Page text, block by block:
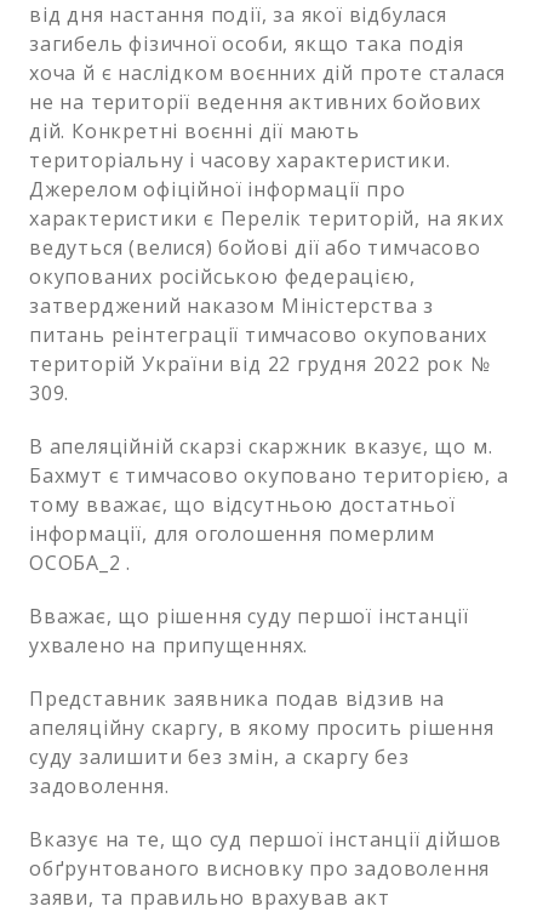
від дня настання події, за якої відбулася
загибель фізичної особи, якщо така подія
хоча й є наслідком воєнних дій проте сталася
не на території ведення активних бойових
дій. Конкретні воєнні дії мають
територіальну і часову характеристики.
Джерелом офіційної інформації про
характеристики є Перелік територій, на яких
ведуться (велися) бойові дії або тимчасово
окупованих російською федерацією,
затверджений наказом Міністерства з
питань реінтеграції тимчасово окупованих
територій України від 22 грудня 2022 рок №
309.
В апеляційній скарзі скаржник вказує, що м.
Бахмут є тимчасово окуповано територією, а
тому вважає, що відсутньою достатньої
інформації, для оголошення померлим
ОСОБА_2 .
Вважає, що рішення суду першої інстанції
ухвалено на припущеннях.
Представник заявника подав відзив на
апеляційну скаргу, в якому просить рішення
суду залишити без змін, а скаргу без
задоволення.
Вказує на те, що суд першої інстанції дійшов
обґрунтованого висновку про задоволення
заяви, та правильно врахував акт